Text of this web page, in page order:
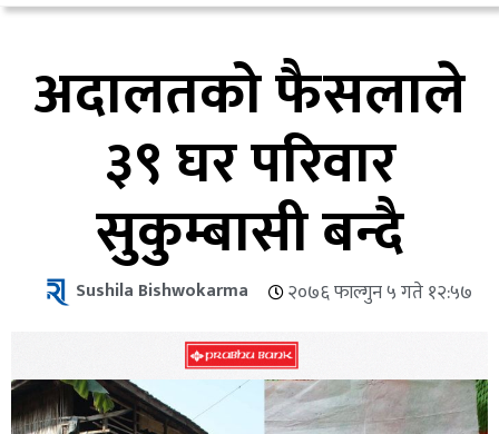
अदालतको फैसलाले
३९ घर परिवार
सुकुम्बासी बन्दै
Sushila Bishwokarma २०७६ फाल्गुन ५ गते १२:५७